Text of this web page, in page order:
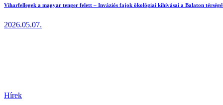
Viharfellegek a magyar tenger felett – Inváziós fajok ökológiai kihívásai a Balaton
2026.05.07.
Hírek